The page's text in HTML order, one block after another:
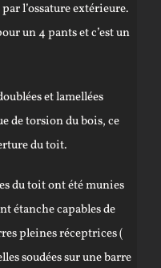
l’ossature extérieure.
un 4 pants et c’est un
et lamellées
de torsion du bois, ce
du toit.
du toit ont été munies
étanche capables de
pleines réceptrices (
soudées sur une barre